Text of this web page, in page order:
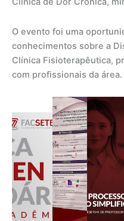
O evento foi uma
conhecimentos sobre a
Clínica Fisioterapêutica,
com profissionais da área.